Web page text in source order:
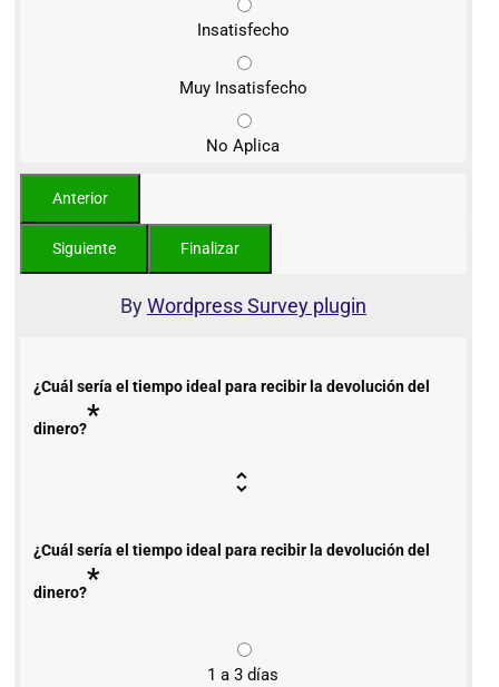
Insatisfecho
Muy Insatisfecho
No Aplica
ByWordpress Survey plugin
¿Cuál sería el tiempo ideal para recibir la devolución del
dinero?*
¿Cuál sería el tiempo ideal para recibir la devolución del
dinero?*
1 a 3 días